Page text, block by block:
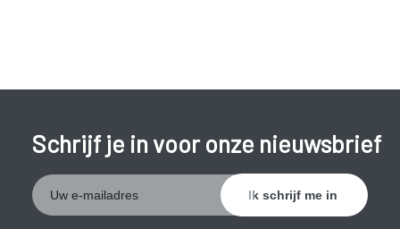
Schrijf je in voor onze nieuwsbrief